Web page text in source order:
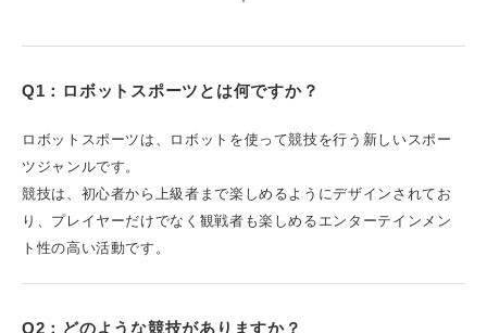
Q1：ロボットスポーツとは何ですか？
ロボットスポーツは、ロボットを使って競技を行う新しいスポー
ツジャンルです。
競技は、初心者から上級者まで楽しめるようにデザインされてお
り、プレイヤーだけでなく観戦者も楽しめるエンターテインメン
ト性の高い活動です。
Q2：どのような競技がありますか？